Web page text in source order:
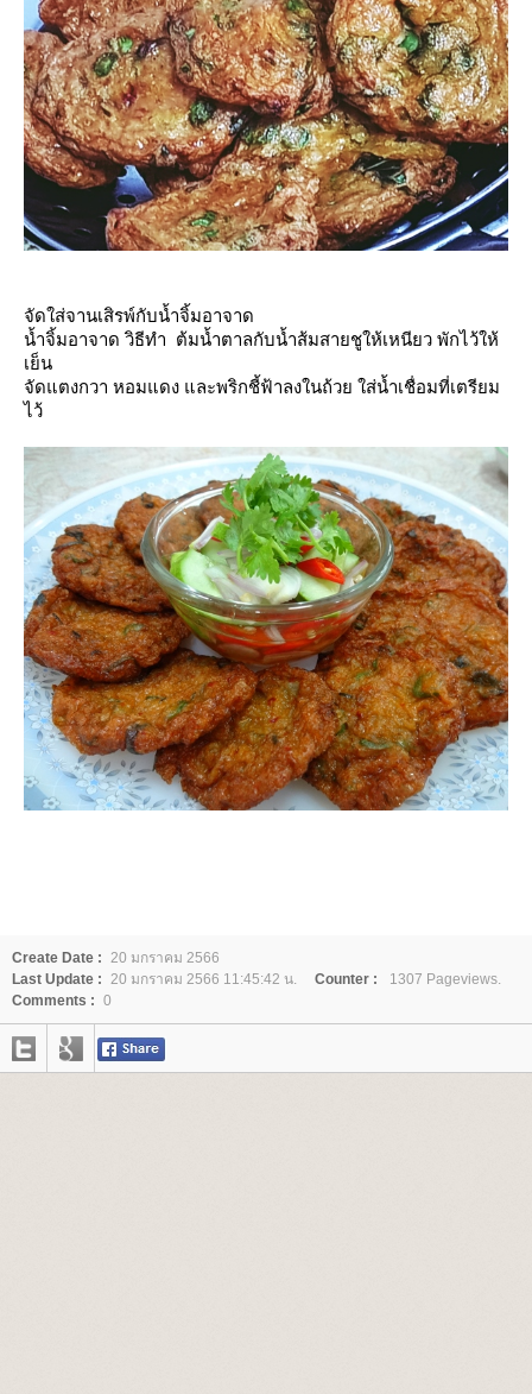
จัดใส่จานเสิรพ์กับน้ำจิ้มอาจาด
น้ำจิ้มอาจาด วิธีทำ ต้มน้ำตาลกับน้ำส้มสายชูให้เหนียว พักไว้ให้
เย็น
จัดแตงกวา หอมแดง และพริกชี้ฟ้าลงในถ้วย ใส่น้ำเชื่อมที่เตรียม
ไว้
Create Date : 20 มกราคม 2566
Last Update : 20 มกราคม 2566 11:45:42 น. Counter :
1307 Pageviews.
Comments : 0